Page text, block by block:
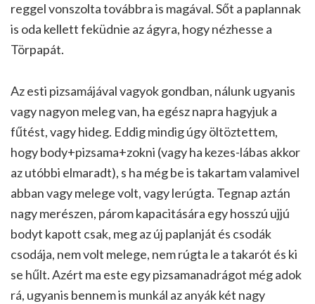
reggel vonszolta továbbra is magával. Sőt a paplannak
is oda kellett feküdnie az ágyra, hogy nézhesse a
Törpapát.
Az esti pizsamájával vagyok gondban, nálunk ugyanis
vagy nagyon meleg van, ha egész napra hagyjuk a
fűtést, vagy hideg. Eddig mindig úgy öltöztettem,
hogy body+pizsama+zokni (vagy ha kezes-lábas akkor
az utóbbi elmaradt), s ha még be is takartam valamivel
abban vagy melege volt, vagy lerúgta. Tegnap aztán
nagy merészen, párom kapacitására egy hosszú ujjú
bodyt kapott csak, meg az új paplanját és csodák
csodája, nem volt melege, nem rúgta le a takarót és ki
se hűlt. Azért ma este egy pizsamanadrágot még adok
rá, ugyanis bennem is munkál az anyák két nagy